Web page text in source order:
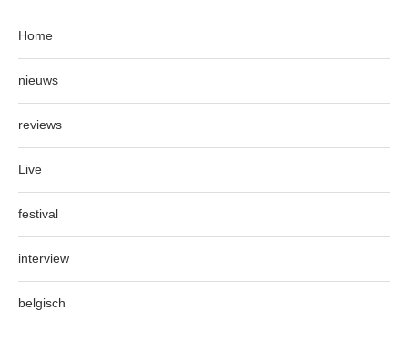
Home
nieuws
reviews
Live
festival
interview
belgisch